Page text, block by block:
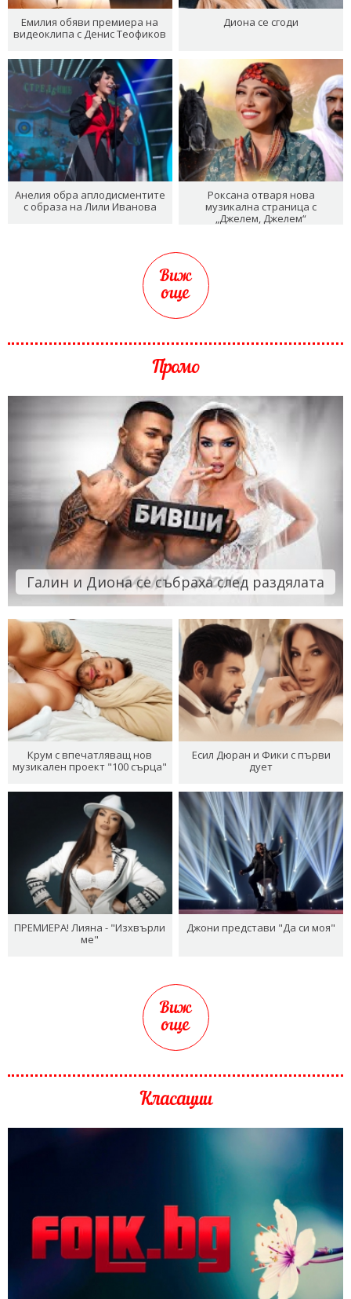
Емилия обяви премиера на
видеоклипа с Денис Теофиков
Диона се сгоди
Анелия обра аплодисментите
с образа на Лили Иванова
Роксана отваря нова
музикална страница с
„Джелем, Джелем“
Виж
още
Промо
Галин и Диона се събраха след раздялата
Крум с впечатляващ нов
музикален проект "100 сърца"
Есил Дюран и Фики с първи
дует
ПРЕМИЕРА! Лияна - "Изхвърли
ме"
Джони представи "Да си моя"
Виж
още
Класации